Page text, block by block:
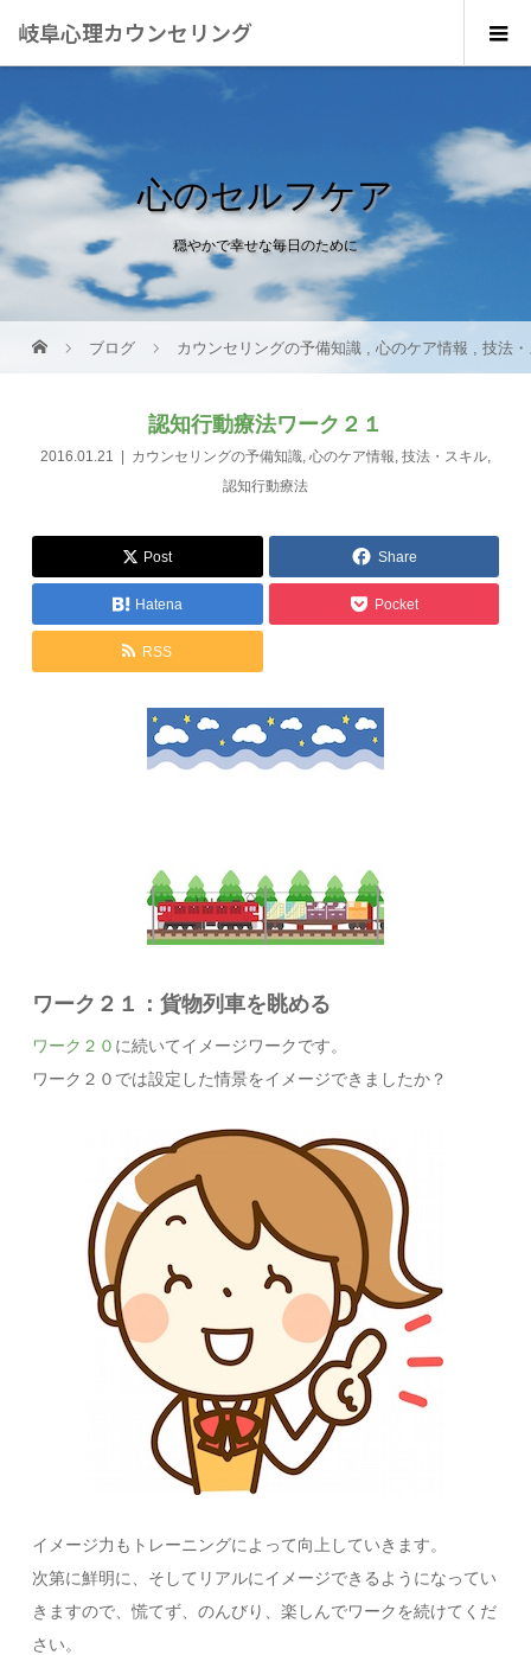
岐阜心理カウンセリング
心のセルフケア
穏やかで幸せな毎日のために
ブログ カウンセリングの予備知識 ,心のケア情報 ,技法
認知行動療法ワーク２１
2016.01.21 カウンセリングの予備知識, 心のケア情報, 技法・スキル,
認知行動療法
Post Share
Hatena Pocket
RSS
ワーク２１：貨物列車を眺める
ワーク２０ に続いてイメージワークです。
ワーク２０では設定した情景をイメージできましたか？
イメージ力もトレーニングによって向上していきます。
次第に鮮明に、そしてリアルにイメージできるようになってい
きますので、慌てず、のんびり、楽しんでワークを続けてくだ
さい。